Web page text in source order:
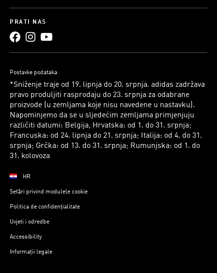
PRATI NAS
Postavke podataka
*Sniženje traje od 19. lipnja do 20. srpnja. adidas zadržava
pravo produljiti rasprodaju do 23. srpnja za odabrane
proizvode (u zemljama koje nisu navedene u nastavku).
Napominjemo da se u sljedećim zemljama primjenjuju
različiti datumi: Belgija, Hrvatska: od 1. do 31. srpnja;
Francuska: od 24. lipnja do 21. srpnja; Italija: od 4. do 31.
srpnja; Grčka: od 13. do 31. srpnja; Rumunjska: od 1. do
31. kolovoza
HR
Setări privind modulele cookie
Politica de confidențialitate
Uvjeti i odredbe
Accessibility
Informații legale